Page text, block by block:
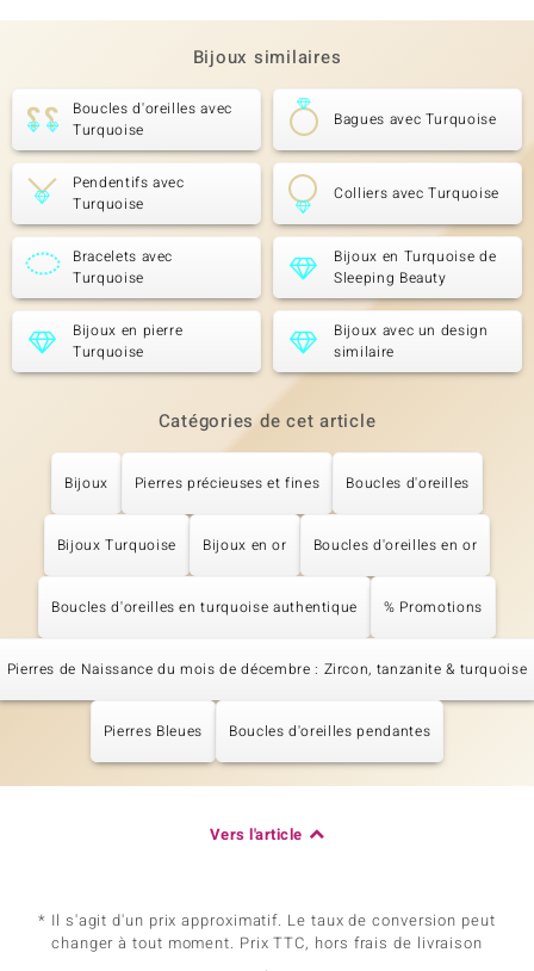
Bijoux similaires
Boucles d'oreilles avec
Turquoise
Bagues avec Turquoise
Pendentifs avec
Turquoise
Colliers avec Turquoise
Bracelets avec
Turquoise
Bijoux en Turquoise de
Sleeping Beauty
Bijoux en pierre
Turquoise
Bijoux avec un design
similaire
Catégories de cet article
Bijoux Pierres précieuses et fines Boucles d'oreilles
Bijoux Turquoise Bijoux en or Boucles d'oreilles en or
Boucles d'oreilles en turquoise authentique % Promotions
Pierres de Naissance du mois de décembre : Zircon, tanzanite & turquoise
Pierres Bleues Boucles d'oreilles pendantes
Vers l'article
* Il s'agit d'un prix approximatif. Le taux de conversion peut
changer à tout moment. Prix TTC, hors frais de livraison